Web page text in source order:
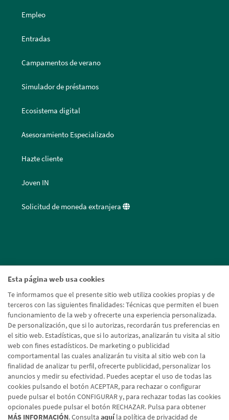
Esta página web usa cookies
Te informamos que el presente sitio web utiliza cookies propias y de
terceros con las siguientes finalidades: Técnicas que permiten el buen
funcionamiento de la web y ofrecerte una experiencia personalizada.
De personalización, que si lo autorizas, recordarán tus preferencias en
el sitio web. Estadísticas, que si lo autorizas, analizarán tu visita al sitio
web con fines estadísticos. De marketing o publicidad
comportamental las cuales analizarán tu visita al sitio web con la
finalidad de analizar tu perfil, ofrecerte publicidad, personalizar los
anuncios y medir su efectividad. Puedes aceptar el uso de todas las
cookies pulsando el botón ACEPTAR, para rechazar o configurar
puede pulsar el botón CONFIGURAR y, para rechazar todas las cookies
opcionales puede pulsar el botón RECHAZAR. Pulsa para obtener
MÁS INFORMACIÓN. Consulta aquíla política de privacidad de
Empleo
Entradas
Campamentos de verano
Simulador de préstamos
Ecosistema digital
Asesoramiento Especializado
Hazte cliente
Joven IN
Solicitud de moneda extranjera